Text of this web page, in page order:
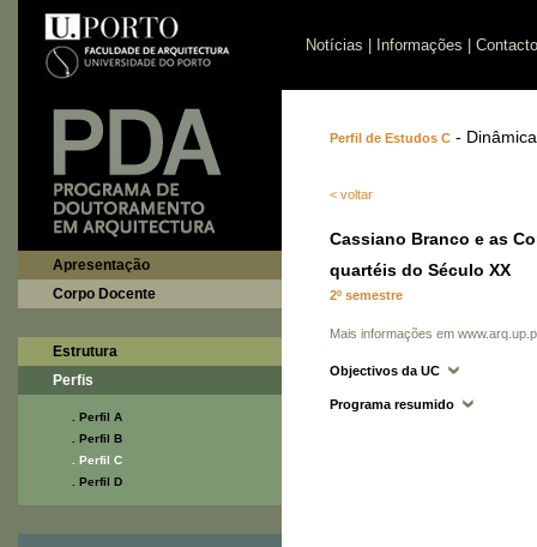
Notícias Informações
Apresentação
Corpo Docente
Estrutura
Perfis
. Perfil A
. Perfil B
. Perfil C
. Perfil D
Perfil de Estudos C -
< voltar
Cassiano Branco e as
quartéis do Século XX
2º semestre
Mais informações em
Objectivos da UC
Programa resumido